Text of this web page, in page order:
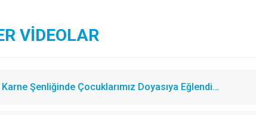
VİDEOLAR
Karne Şenliğinde Çocuklarımız Doyasıya Eğlendi…